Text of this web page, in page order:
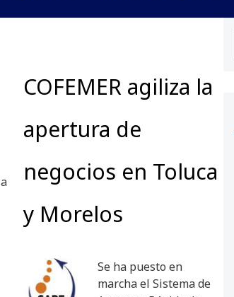
COFEMER agiliza la
apertura de
negocios en Toluca
y Morelos
Se ha puesto en
marcha el Sistema de